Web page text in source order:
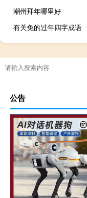
潮州拜年哪里好
有关兔的过年四字成语
公告